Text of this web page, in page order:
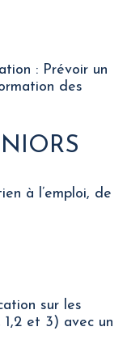
: Prévoir un
des
à l’emploi, de
sur les
et 3) avec un